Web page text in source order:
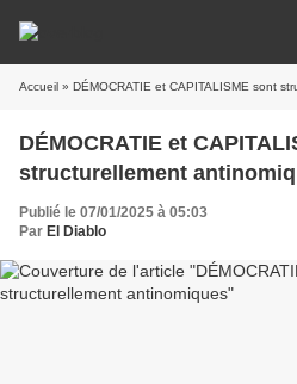
Accueil » DÉMOCRATIE et CAPITALISME sont
DÉMOCRATIE et
structurellement
Publié le 07/01/2025 à 05:03
Par El Diablo